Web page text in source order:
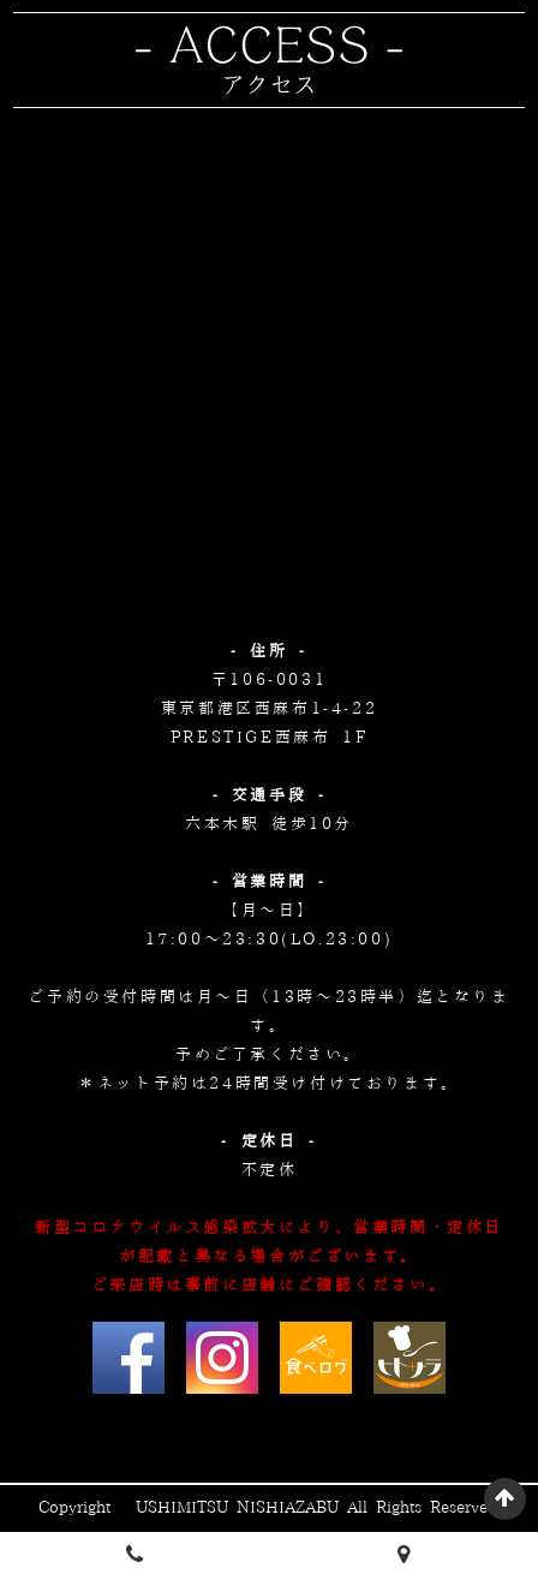
- 住所 -
〒106-0031
東京都港区西麻布1-4-22
PRESTIGE西麻布 1F
- 交通手段 -
六本木駅 徒歩10分
- 営業時間 -
【月～日】
17:00～23:30(LO.23:00)
ご予約の受付時間は月～日（13時～23時半）迄となりま
す。
予めご了承ください。
＊ネット予約は24時間受け付けております。
- 定休日 -
不定休
新型コロナウイルス感染拡大により、営業時間・定休日
が記載と異なる場合がございます。
ご来店時は事前に店舗にご確認ください。
Copyright © USHIMITSU NISHIAZABU All Rights Reserved.